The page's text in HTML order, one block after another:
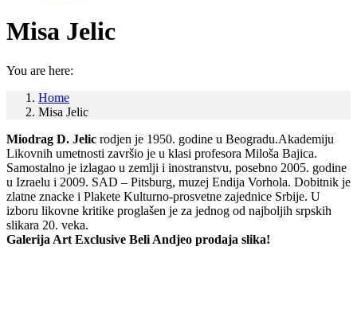
Misa Jelic
You are here:
Home
Misa Jelic
Miodrag D. Jelic rodjen je 1950. godine u Beogradu.Akademiju
Likovnih umetnosti završio je u klasi profesora Miloša Bajica.
Samostalno je izlagao u zemlji i inostranstvu, posebno 2005. godine
u Izraelu i 2009. SAD – Pitsburg, muzej Endija Vorhola. Dobitnik je
zlatne znacke i Plakete Kulturno-prosvetne zajednice Srbije. U
izboru likovne kritike proglašen je za jednog od najboljih srpskih
slikara 20. veka.
Galerija Art Exclusive Beli Andjeo prodaja slika!